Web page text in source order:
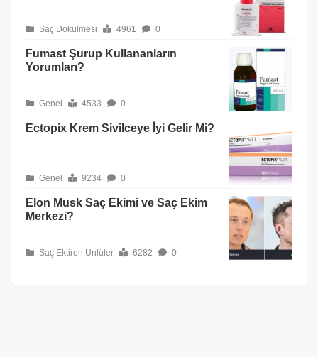
Saç Dökülmesi 4961 0
Fumast Şurup Kullananların
Yorumları?
Genel 4533 0
Ectopix Krem Sivilceye İyi Gelir Mi?
Genel 9234 0
Elon Musk Saç Ekimi ve Saç Ekim
Merkezi?
Saç Ektiren Ünlüler 6282 0